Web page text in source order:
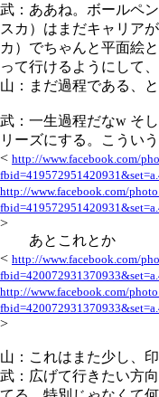
武：ああね。ボールペ
スカ）はまだキャリア
カ）でちゃんと平面絵
って行けるようにして
山：まだ過程である、と
武：一生過程だなw そ
リーズにする。こういう
< http://www.facebook.com/
http://www.facebook.com/
>
あとこれとか
< http://www.facebook.com/
http://www.facebook.com/
>
山：これはまた少し、
武：広げて行きたい方